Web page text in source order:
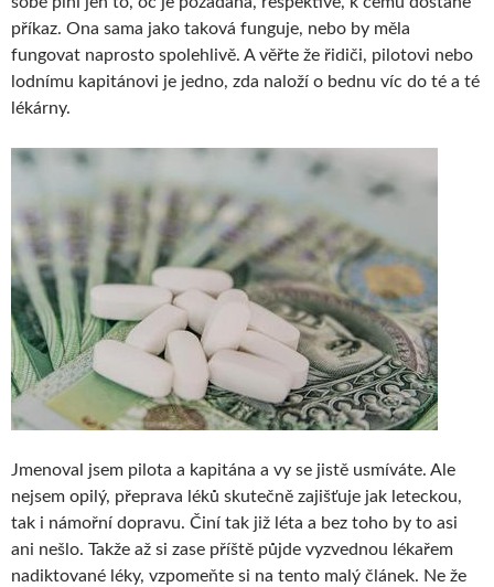
příkaz. Ona sama jako taková funguje, nebo by měla
fungovat naprosto spolehlivě. A věřte že řidiči, pilotovi nebo
lodnímu kapitánovi je jedno, zda naloží o bednu víc do té a té
lékárny.
Jmenoval jsem pilota a kapitána a vy se jistě usmíváte. Ale
nejsem opilý, přeprava léků skutečně zajišťuje jak leteckou,
tak i námořní dopravu. Činí tak již léta a bez toho by to asi
ani nešlo. Takže až si zase příště půjde vyzvednou lékařem
nadiktované léky, vzpomeňte si na tento malý článek. Ne že